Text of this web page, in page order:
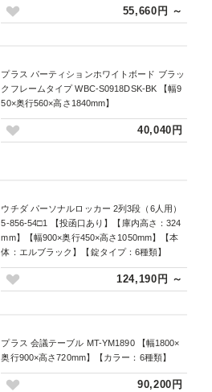
55,660円 ～
プラス パーティションホワイトボード ブラッ
クフレームタイプ WBC-S0918DSK-BK 【幅9
50×奥行560×高さ1840mm】
40,040円
ウチダ パーソナルロッカー 2列3段（6人用）
5-856-54□1 【投函口あり】【庫内高さ：324
mm】【幅900×奥行450×高さ1050mm】【本
体：エルブラック】【錠タイプ：6種類】
124,190円 ～
プラス 会議テーブル MT-YM1890 【幅1800×
奥行900×高さ720mm】【カラー：6種類】
90,200円